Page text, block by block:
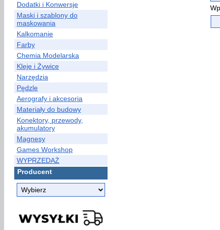
Dodatki i Konwersje
Maski i szablony do
maskowania
Kalkomanie
Farby
Chemia Modelarska
Kleje i Żywice
Narzędzia
Pędzle
Aerografy i akcesoria
Materiały do budowy
Konektory, przewody,
akumulatory
Magnesy
Games Workshop
WYPRZEDAŻ
Producent